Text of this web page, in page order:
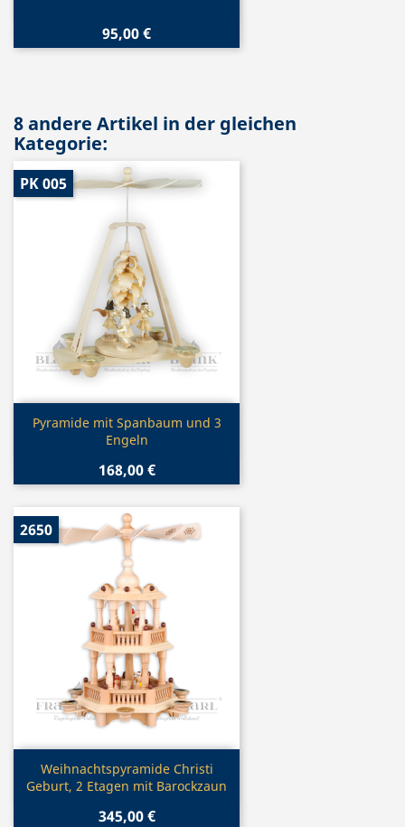
95,00 €
8 andere Artikel in der gleichen
Kategorie:
Vorschau
Pyramide mit Spanbaum und 3
Engeln
168,00 €
PK 005
Vorschau
Weihnachtspyramide Christi
Geburt, 2 Etagen mit Barockzaun
345,00 €
2650